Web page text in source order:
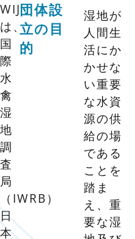
WIJ
は、
国
際
水
禽
湿
地
調
査
局
（IWRB）
日
本
団体設
立の目
的
湿地が
人間生
活にか
かせな
い重要
な水資
源の供
給の場
である
ことを
踏ま
え、重
要な湿